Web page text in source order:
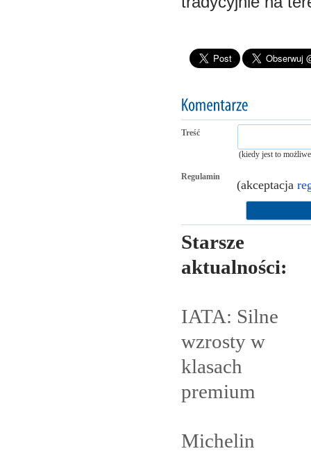
Treść
(kiedy jest to
Regulamin
(akceptacja
Starsze
aktualności:
IATA: Silne
wzrosty w
klasach
premium
Michelin